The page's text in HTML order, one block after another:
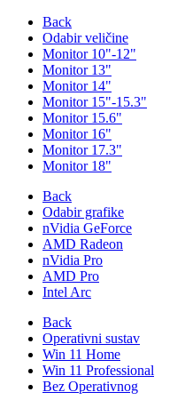
Back
Odabir veličine
Monitor 10"-12"
Monitor 13"
Monitor 14"
Monitor 15"-15.3"
Monitor 15.6"
Monitor 16"
Monitor 17.3"
Monitor 18"
Back
Odabir grafike
nVidia GeForce
AMD Radeon
nVidia Pro
AMD Pro
Intel Arc
Back
Operativni sustav
Win 11 Home
Win 11 Professional
Bez Operativnog